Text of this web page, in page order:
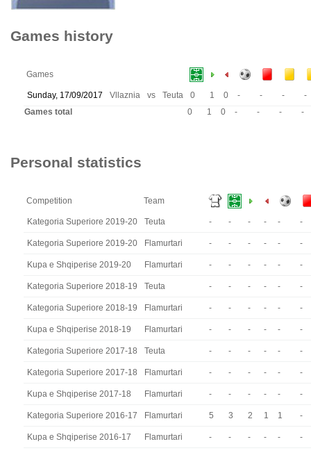
Games history
Games
Sunday, 17/09/2017 Vllaznia vs Teuta 0 1 0 - - -
-
Games total
0 1 0 - - - -
Personal statistics
Competition Team
Kategoria Superiore 2019-20 Teuta - - - - - -
Kategoria Superiore 2019-20 Flamurtari - - - - - -
Kupa e Shqiperise 2019-20 Flamurtari - - - - - -
Kategoria Superiore 2018-19 Teuta - - - - - -
Kategoria Superiore 2018-19 Flamurtari - - - - - -
Kupa e Shqiperise 2018-19 Flamurtari - - - - - -
Kategoria Superiore 2017-18 Teuta - - - - - -
Kategoria Superiore 2017-18 Flamurtari - - - - - -
Kupa e Shqiperise 2017-18 Flamurtari - - - - - -
Kategoria Superiore 2016-17 Flamurtari 5 3 2 1 1 -
Kupa e Shqiperise 2016-17 Flamurtari - - - - - -